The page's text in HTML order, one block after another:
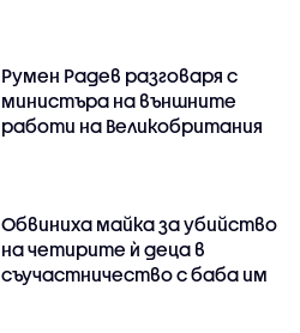
Румен Радев разговаря с
министъра на външните
работи на Великобритания
Обвиниха майка за убийство
на четирите ѝ деца в
съучастничество с баба им